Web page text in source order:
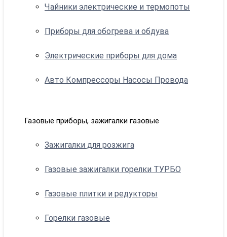
Чайники электрические и термопоты
Приборы для обогрева и обдува
Электрические приборы для дома
Авто Компрессоры Насосы Провода
Газовые приборы, зажигалки газовые
Зажигалки для розжига
Газовые зажигалки горелки ТУРБО
Газовые плитки и редукторы
Горелки газовые